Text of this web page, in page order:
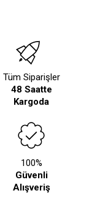
Tüm Siparişler
48 Saatte
Kargoda
100%
Güvenli
Alışveriş